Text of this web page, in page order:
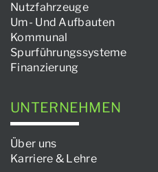
Nutzfahrzeuge
Um- Und Aufbauten
Kommunal
Spurführungssysteme
Finanzierung
UNTERNEHMEN
Über uns
Karriere & Lehre